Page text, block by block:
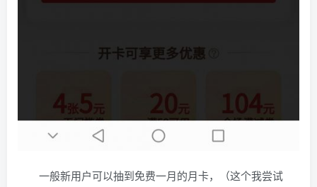
一般新用户可以抽到免费一月的月卡，（这个我尝试